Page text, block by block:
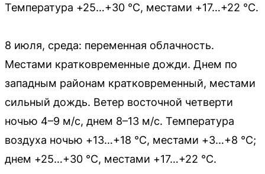
Температура +25…+30 °C, местами +17…+22 °C.
8 июля, среда: переменная облачность.
Местами кратковременные дожди. Днем по
западным районам кратковременный, местами
сильный дождь. Ветер восточной четверти
ночью 4–9 м/с, днем 8–13 м/с. Температура
воздуха ночью +13…+18 °C, местами +3…+8 °C;
днем +25…+30 °C, местами +17…+22 °C.